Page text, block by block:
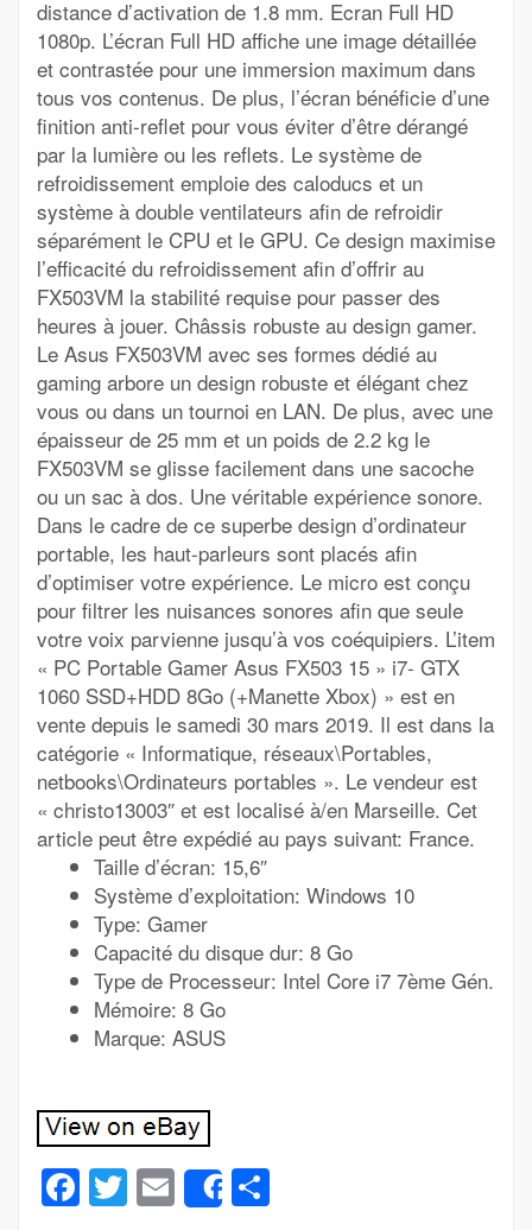
distance d’activation de 1.8 mm. Ecran Full HD
1080p. L’écran Full HD affiche une image détaillée
et contrastée pour une immersion maximum dans
tous vos contenus. De plus, l’écran bénéficie d’une
finition anti-reflet pour vous éviter d’être dérangé
par la lumière ou les reflets. Le système de
refroidissement emploie des caloducs et un
système à double ventilateurs afin de refroidir
séparément le CPU et le GPU. Ce design maximise
l’efficacité du refroidissement afin d’offrir au
FX503VM la stabilité requise pour passer des
heures à jouer. Châssis robuste au design gamer.
Le Asus FX503VM avec ses formes dédié au
gaming arbore un design robuste et élégant chez
vous ou dans un tournoi en LAN. De plus, avec une
épaisseur de 25 mm et un poids de 2.2 kg le
FX503VM se glisse facilement dans une sacoche
ou un sac à dos. Une véritable expérience sonore.
Dans le cadre de ce superbe design d’ordinateur
portable, les haut-parleurs sont placés afin
d’optimiser votre expérience. Le micro est conçu
pour filtrer les nuisances sonores afin que seule
votre voix parvienne jusqu’à vos coéquipiers. L’item
« PC Portable Gamer Asus FX503 15 » i7- GTX
1060 SSD+HDD 8Go (+Manette Xbox) » est en
vente depuis le samedi 30 mars 2019. Il est dans la
catégorie « Informatique, réseaux\Portables,
netbooks\Ordinateurs portables ». Le vendeur est
« christo13003″ et est localisé à/en Marseille. Cet
article peut être expédié au pays suivant: France.
Taille d’écran: 15,6″
Système d’exploitation: Windows 10
Type: Gamer
Capacité du disque dur: 8 Go
Type de Processeur: Intel Core i7 7ème Gén.
Mémoire: 8 Go
Marque: ASUS
Facebook
Twitter
Email
Share